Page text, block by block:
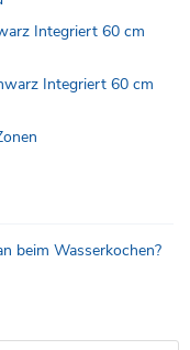
Integriert 60 cm
Integriert 60 cm
beim Wasserkochen?